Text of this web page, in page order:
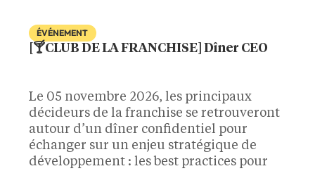
ÉVÉNEMENT
[🍸CLUB DE LA FRANCHISE] Dîner CEO
Le 05 novembre 2026, les principaux
décideurs de la franchise se retrouveront
autour d’un dîner confidentiel pour
échanger sur un enjeu stratégique de
développement : les best practices pour